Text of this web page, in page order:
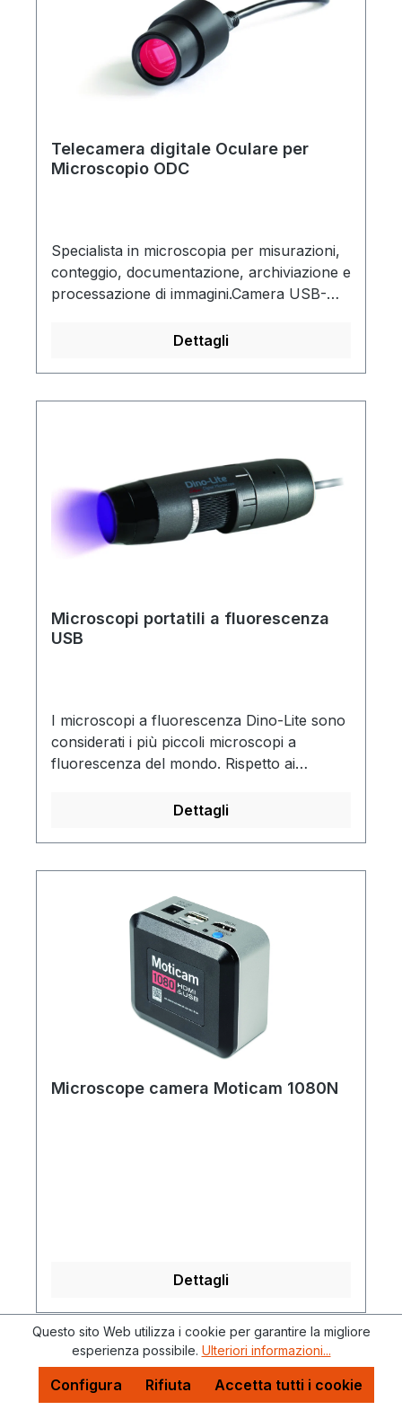
Telecamera digitale Oculare per
Microscopio ODC
Specialista in microscopia per misurazioni,
conteggio, documentazione, archiviazione e
processazione di immagini.Camera USB-
cavo USB, oculare adattatore e vetrino di
XP e maggiore
Dettagli
Microscopi portatili a fluorescenza
USB
I microscopi a fluorescenza Dino-Lite sono
considerati i più piccoli microscopi a
fluorescenza del mondo. Rispetto ai
microscopi a fluorescenza Dino-Lite sono
eccitazione da 400 a 620 nm, che lo
rendono un utile dispositivo per molte e
diverse applicazioni biologiche. Il software
Dino-Lite per Windows e Mac OS è incluso
con tutti i microscopi a fluorescenza.
Garanzia: 2 anni.La fornitura include:
Sacchetto di trasporto, CD software per
Windows e Mac OS, diapositiva di
calibrazione, manuale d'uso
Dettagli
Microscope camera Moticam 1080N
Dettagli
Questo sito Web utilizza i cookie per garantire la migliore
esperienza possibile. Ulteriori informazioni...
Rifiuta
Configura Accetta tutti i cookie